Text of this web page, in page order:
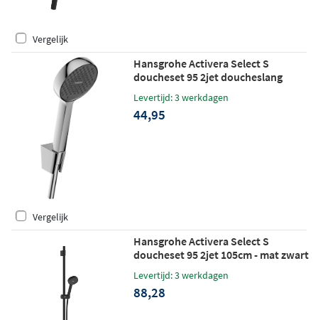
Vergelijk
Hansgrohe Activera Select S
doucheset 95 2jet doucheslang
Levertijd: 3 werkdagen
44,95
Vergelijk
Hansgrohe Activera Select S
doucheset 95 2jet 105cm - mat zwart
Levertijd: 3 werkdagen
88,28